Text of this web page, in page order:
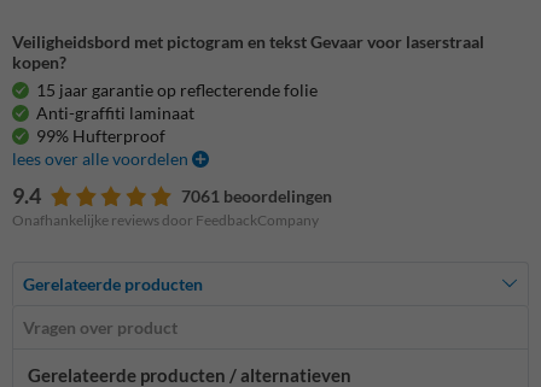
Veiligheidsbord met pictogram en tekst Gevaar voor laserstraal
kopen?
15 jaar garantie op reflecterende folie
Anti-graffiti laminaat
99% Hufterproof
lees over alle voordelen
9.4 7061 beoordelingen
Onafhankelijke reviews door FeedbackCompany
Gerelateerde producten
Vragen over product
Gerelateerde producten / alternatieven